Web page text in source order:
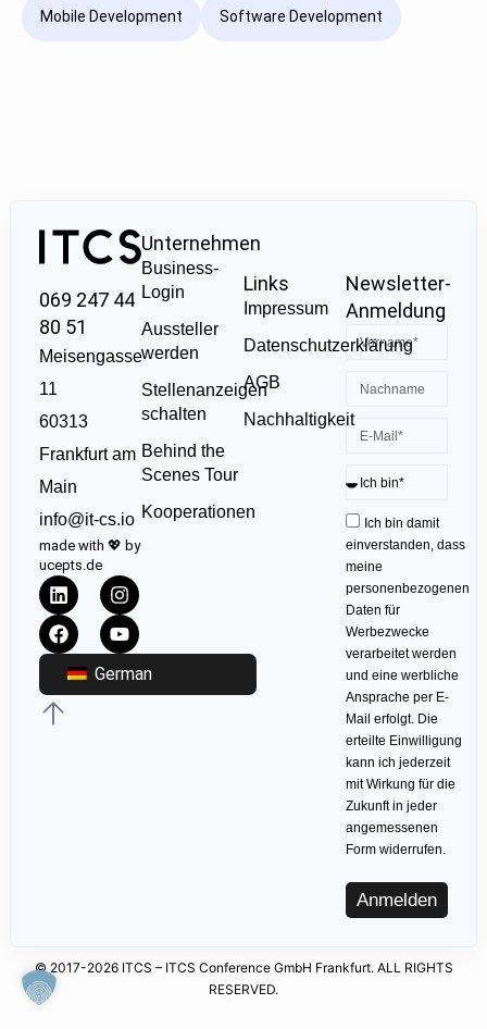
Mobile Development Software Development
069 247 44
80 51
Meisengasse
11
60313
Frankfurt am
Main
info@it-cs.io
made with 💖 by
ucepts.de
German
Unternehmen
Business-
Login
Aussteller
werden
Stellenanzeigen
schalten
Behind the
Scenes Tour
Kooperationen
Links
Impressum
Datenschutzerklärung
AGB
Nachhaltigkeit
Newsletter-
Anmeldung
Ich bin damit
einverstanden, dass
meine
personenbezogenen
Daten für
Werbezwecke
verarbeitet werden
und eine werbliche
Ansprache per E-
Mail erfolgt. Die
erteilte Einwilligung
kann ich jederzeit
mit Wirkung für die
Zukunft in jeder
angemessenen
Form widerrufen.
Anmelden
© 2017-2026 ITCS – ITCS Conference GmbH Frankfurt. ALL RIGHTS
RESERVED.